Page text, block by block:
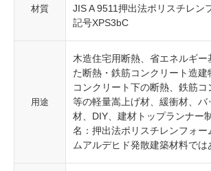
材質
JIS A 9511押出法ポリスチレン
記号XPS3bC
用途
木造住宅用断熱、省エネルギー
た断熱・鉄筋コンクリート造建
コンクリート下の断熱、鉄筋
等の軽量嵩上げ材、緩衝材、バ
材、DIY、建材トップランナー
名：押出法ポリスチレンフォー
ムアルデヒド発散建築材料では